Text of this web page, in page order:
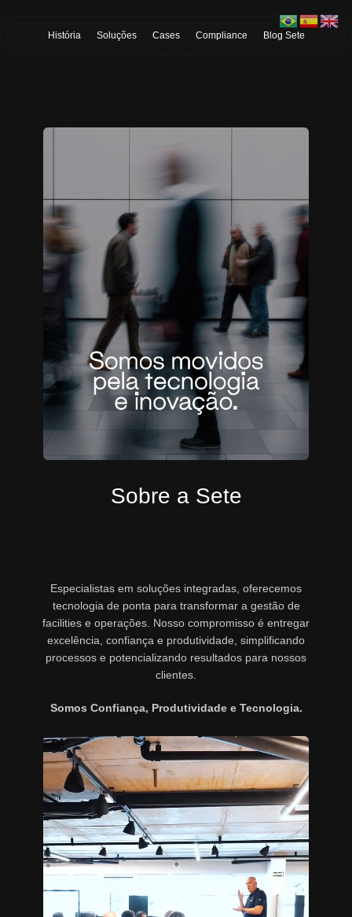
História Soluções Cases Compliance Blog Sete
Sobre a Sete
Especialistas em soluções integradas, oferecemos
tecnologia de ponta para transformar a gestão de
facilities e operações. Nosso compromisso é entregar
excelência, confiança e produtividade, simplificando
processos e potencializando resultados para nossos
clientes.
Somos Confiança, Produtividade e Tecnologia.